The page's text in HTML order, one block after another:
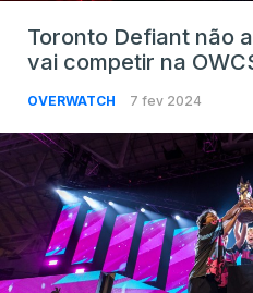
Toronto Defiant não
vai competir na
OVERWATCH 7 fev 2024